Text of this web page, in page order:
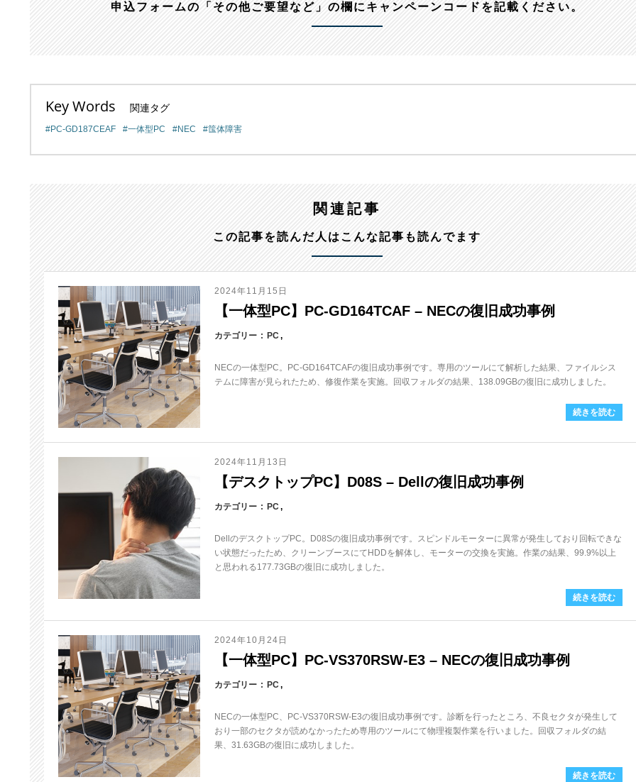
申込フォームの「その他ご要望など」の欄にキャンペーンコードを記載ください。
Key Words 関連タグ
PC-GD187CEAF 一体型PC NEC 筺体障害
関連記事
この記事を読んだ人はこんな記事も読んでます
2024年11月15日
【一体型PC】PC-GD164TCAF – NECの復旧成功事例
カテゴリー PC
NECの一体型PC。PC-GD164TCAFの復旧成功事例です。専用のツールにて解析した結果、ファイルシス
テムに障害が見られたため、修復作業を実施。回収フォルダの結果、138.09GBの復旧に成功しました。
続きを読む
2024年11月13日
【デスクトップPC】D08S – Dellの復旧成功事例
カテゴリー PC
DellのデスクトップPC。D08Sの復旧成功事例です。スピンドルモーターに異常が発生しており回転できな
い状態だったため、クリーンブースにてHDDを解体し、モーターの交換を実施。作業の結果、99.9%以上
と思われる177.73GBの復旧に成功しました。
続きを読む
2024年10月24日
【一体型PC】PC-VS370RSW-E3 – NECの復旧成功事例
カテゴリー PC
NECの一体型PC、PC-VS370RSW-E3の復旧成功事例です。診断を行ったところ、不良セクタが発生して
おり一部のセクタが読めなかったため専用のツールにて物理複製作業を行いました。回収フォルダの結
果、31.63GBの復旧に成功しました。
続きを読む